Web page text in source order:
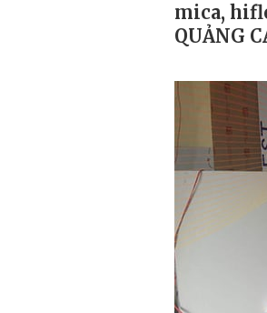
mica,
QUẢNG